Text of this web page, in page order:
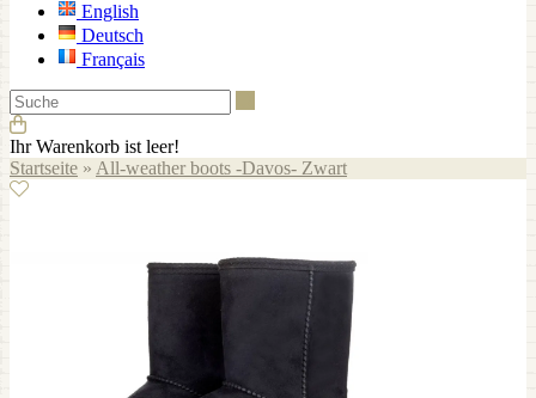
English
Deutsch
Français
Ihr Warenkorb ist leer!
Startseite » All-weather boots -Davos- Zwart